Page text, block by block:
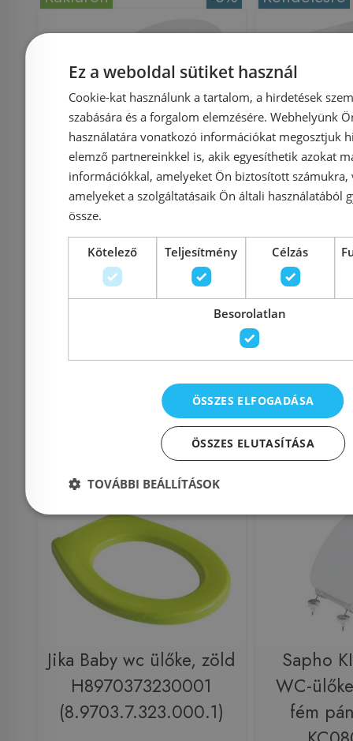
Sapho PACO VORTEX
SLIM Soft Close WC-
ülőke, fehér PCS1013
15 500 Ft
Kosárba
Sapho
Close
15 200 Ft
Rendelésre
Jika Baby wc ülőke, zöld
H8970373230001
(8.9703.7.323.000.1)
Sapho
WC-
fém
Ez a weboldal sütiket használ
Cookie-kat használunk a tartalom, a hirdetések
szabására és a forgalom elemzésére. Webhelyünk
használatára vonatkozó információkat megosztjuk
elemző partnereinkkel is, akik egyesíthetik azokat
információkkal, amelyeket Ön biztosított számukra,
amelyeket a szolgáltatásaik Ön általi használatából
össze.
Kötelező Teljesítmény Célzás
Besorolatlan
ÖSSZES ELFOGADÁSA
ÖSSZES ELUTASÍTÁSA
TOVÁBBI BEÁLLÍTÁSOK